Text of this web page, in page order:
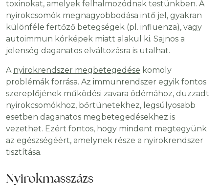
toxinokat, amelyek felhalmozódnak testünkben. A
nyirokcsomók megnagyobbodása intő jel, gyakran
különféle fertőző betegségek (pl. influenza), vagy
autoimmun kórképek miatt alakul ki. Sajnos a
jelenség daganatos elváltozásra is utalhat.
A nyirokrendszer megbetegedése komoly
problémák forrása. Az immunrendszer egyik fontos
szereplőjének működési zavara ödémához, duzzadt
nyirokcsomókhoz, bőrtünetekhez, legsúlyosabb
esetben daganatos megbetegedésekhez is
vezethet. Ezért fontos, hogy mindent megtegyünk
az egészségéért, amelynek része a nyirokrendszer
tisztítása.
Nyirokmasszázs